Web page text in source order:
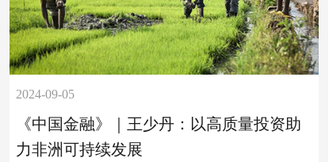
2024-09-05
《中国金融》｜王少丹：以高质量投资助
力非洲可持续发展